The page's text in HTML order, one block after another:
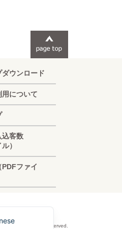
ウンロード
について
込客数
）
ファイ
site. All Rights Reserved.
(China)
(Taiwan)